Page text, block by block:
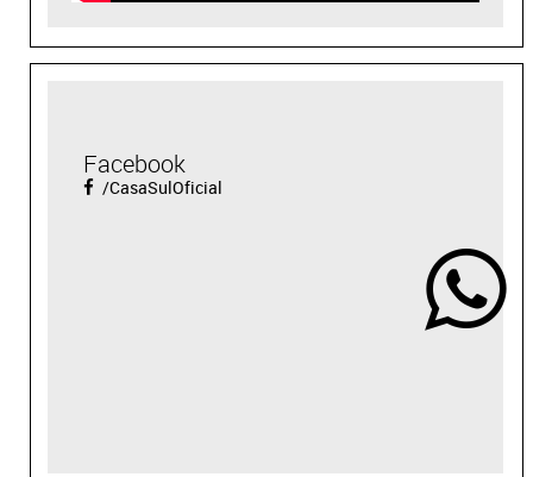
Facebook
/CasaSulOficial